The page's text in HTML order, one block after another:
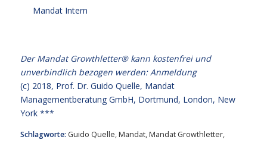
Mandat Intern
Der Mandat Growthletter® kann kostenfrei und
unverbindlich bezogen werden:Anmeldung
(c) 2018, Prof. Dr. Guido Quelle, Mandat
Managementberatung GmbH, Dortmund, London, New
York ***
Schlagworte: Guido Quelle,Mandat,Mandat Growthletter,